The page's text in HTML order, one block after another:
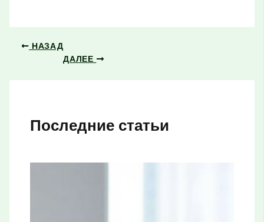
НАЗАД
ДАЛЕЕ
Последние статьи